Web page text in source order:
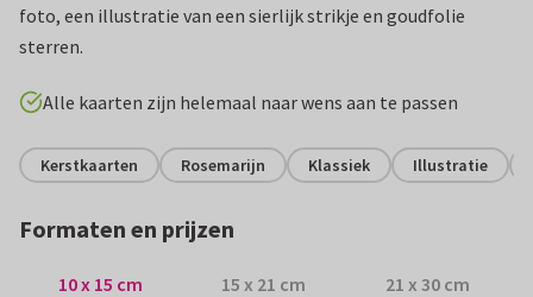
foto, een illustratie van een sierlijk strikje en goudfolie
sterren.
Alle kaarten zijn helemaal naar wens aan te passen
Kerstkaarten Rosemarijn Klassiek Illustratie
Formaten en prijzen
10 x 15 cm 15 x 21 cm 21 x 30 cm